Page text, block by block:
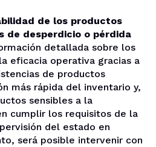
de los productos
de desperdicio o pérdida
detallada sobre los
eficacia operativa gracias a
de productos
más rápida del inventario y,
sensibles a la
cumplir los requisitos de la
del estado en
será posible intervenir con